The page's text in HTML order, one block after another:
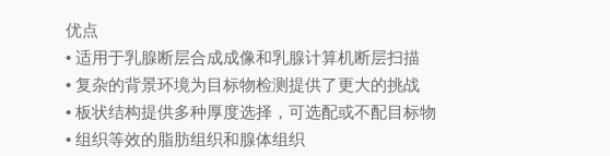
优点
• 适用于乳腺断层合成成像和乳腺计算机断层扫描
• 复杂的背景环境为目标物检测提供了更大的挑战
• 板状结构提供多种厚度选择，可选配或不配目标物
• 组织等效的脂肪组织和腺体组织